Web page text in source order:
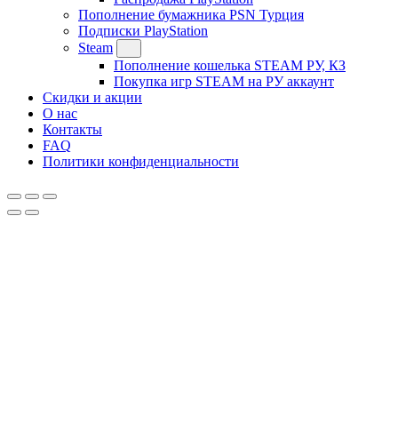
Пополнение бумажника PSN Турция
Подписки PlayStation
Steam
Пополнение кошелька STEAM РУ, КЗ
Покупка игр STEAM на РУ аккаунт
Скидки и акции
О нас
Контакты
FAQ
Политики конфиденциальности